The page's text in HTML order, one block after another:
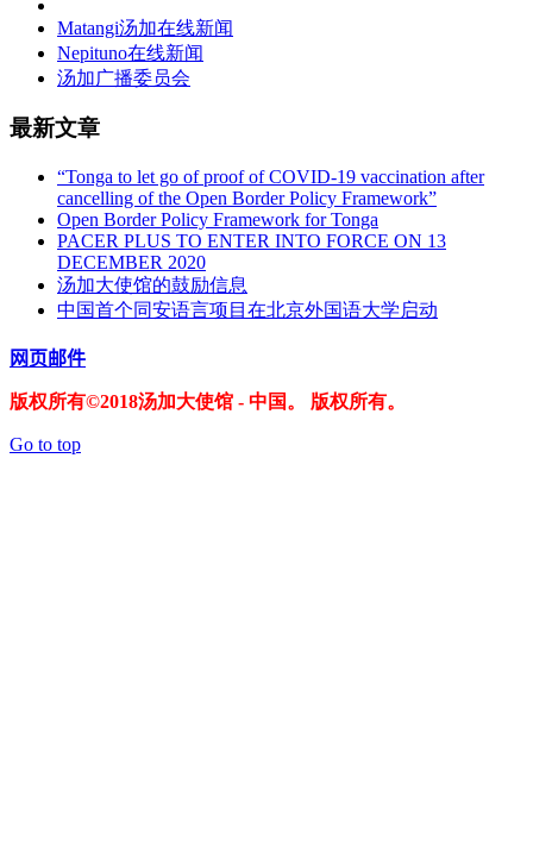
Matangi汤加在线新闻
Nepituno在线新闻
汤加广播委员会
最新文章
“Tonga to let go of proof of COVID-19 vaccination after
cancelling of the Open Border Policy Framework”
Open Border Policy Framework for Tonga
PACER PLUS TO ENTER INTO FORCE ON 13
DECEMBER 2020
汤加大使馆的鼓励信息
中国首个同安语言项目在北京外国语大学启动
网页邮件
版权所有©2018汤加大使馆 - 中国。 版权所有。
Go to top